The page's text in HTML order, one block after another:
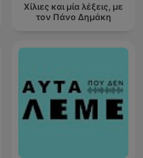
Χίλιες και μία λέξεις, με
τον Πάνο Δημάκη